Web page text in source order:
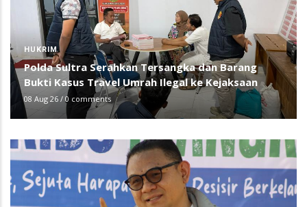
HUKRIM
Polda Sultra Serahkan Tersangka dan Barang
Bukti Kasus Travel Umrah Ilegal ke Kejaksaan
08 Aug 26 / 0 comments